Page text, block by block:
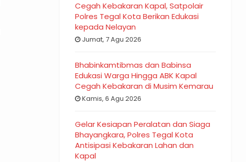
Cegah Kebakaran Kapal, Satpolair
Polres Tegal Kota Berikan Edukasi
kepada Nelayan
Jumat, 7 Agu 2026
Bhabinkamtibmas dan Babinsa
Edukasi Warga Hingga ABK Kapal
Cegah Kebakaran di Musim Kemarau
Kamis, 6 Agu 2026
Gelar Kesiapan Peralatan dan Siaga
Bhayangkara, Polres Tegal Kota
Antisipasi Kebakaran Lahan dan
Kapal